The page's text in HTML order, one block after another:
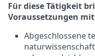
Für diese Tätigkeit
Voraussetzungen
Abgeschlossene